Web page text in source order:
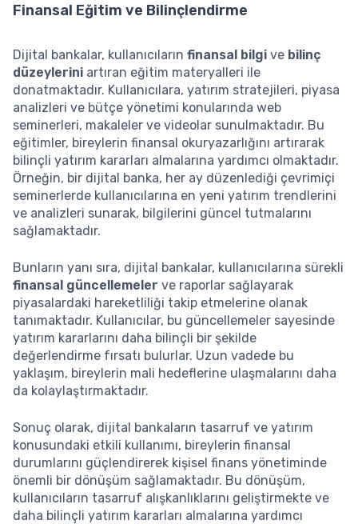
Finansal Eğitim ve Bilinçlendirme
Dijital bankalar, kullanıcıların finansal bilgi ve bilinç
düzeylerini artıran eğitim materyalleri ile
donatmaktadır. Kullanıcılara, yatırım stratejileri, piyasa
analizleri ve bütçe yönetimi konularında web
seminerleri, makaleler ve videolar sunulmaktadır. Bu
eğitimler, bireylerin finansal okuryazarlığını artırarak
bilinçli yatırım kararları almalarına yardımcı olmaktadır.
Örneğin, bir dijital banka, her ay düzenlediği çevrimiçi
seminerlerde kullanıcılarına en yeni yatırım trendlerini
ve analizleri sunarak, bilgilerini güncel tutmalarını
sağlamaktadır.
Bunların yanı sıra, dijital bankalar, kullanıcılarına sürekli
finansal güncellemeler ve raporlar sağlayarak
piyasalardaki hareketliliği takip etmelerine olanak
tanımaktadır. Kullanıcılar, bu güncellemeler sayesinde
yatırım kararlarını daha bilinçli bir şekilde
değerlendirme fırsatı bulurlar. Uzun vadede bu
yaklaşım, bireylerin mali hedeflerine ulaşmalarını daha
da kolaylaştırmaktadır.
Sonuç olarak, dijital bankaların tasarruf ve yatırım
konusundaki etkili kullanımı, bireylerin finansal
durumlarını güçlendirerek kişisel finans yönetiminde
önemli bir dönüşüm sağlamaktadır. Bu dönüşüm,
kullanıcıların tasarruf alışkanlıklarını geliştirmekte ve
daha bilinçli yatırım kararları almalarına yardımcı